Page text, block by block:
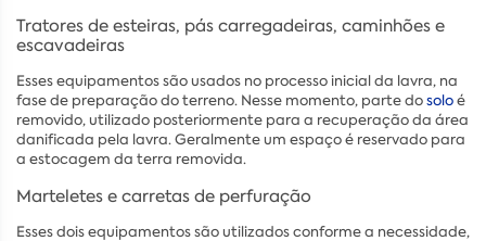
Tratores de esteiras, pás carregadeiras, caminhões e
escavadeiras
Esses equipamentos são usados no processo inicial da lavra, na
fase de preparação do terreno. Nesse momento, parte dosoloé
removido, utilizado posteriormente para a recuperação da área
danificada pela lavra. Geralmente um espaço é reservado para
a estocagem da terra removida.
Marteletes e carretas de perfuração
Esses dois equipamentos são utilizados conforme a necessidade,